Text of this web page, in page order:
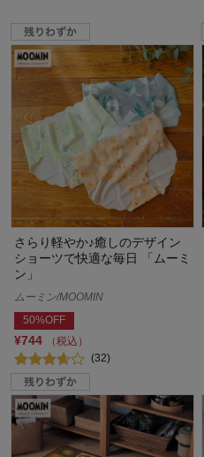
さらり軽やか♪癒しのデザイン
ショーツで快適な毎日 「ムーミ
ン」
ムーミン/MOOMIN
50%OFF
¥744
（税込）
(32)